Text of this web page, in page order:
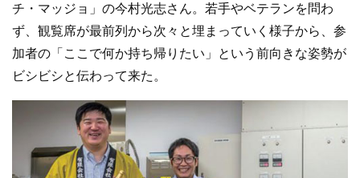
チ・マッジョ」の今村光志さん。若手やベテランを問わ
ず、観覧席が最前列から次々と埋まっていく様子から、参
加者の「ここで何か持ち帰りたい」という前向きな姿勢が
ビシビシと伝わって来た。